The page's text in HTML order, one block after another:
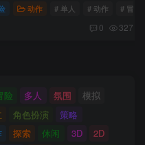
动作 # 单人 # 动作 # 冒险
0 327
险 多人 氛围
模拟
角色扮演
策略
探索 休闲 3D
2D